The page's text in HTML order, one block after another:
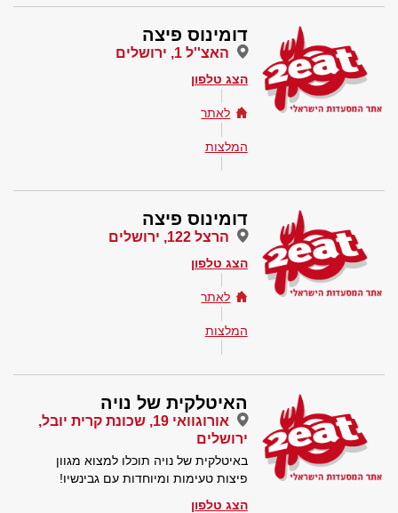
דומינוס פיצה
האצ''ל 1, ירושלים
הצג טלפון
לאתר
המלצות
דומינוס פיצה
הרצל 122, ירושלים
הצג טלפון
לאתר
המלצות
האיטלקית של נויה
אורוגוואי 19, שכונת קרית יובל,
ירושלים
באיטלקית של נויה תוכלו למצוא מגוון
פיצות טעימות ומיוחדות עם גבינשיו!
הצג טלפון